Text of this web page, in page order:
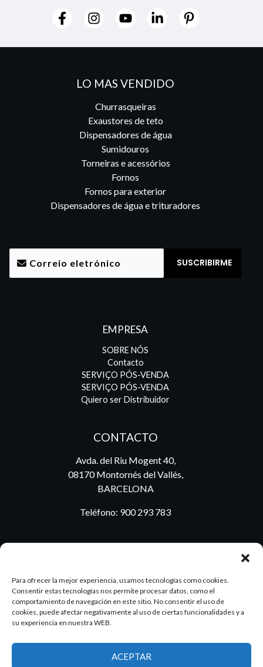
Para ofrecer la mejor experiencia, usamos tecnologías como cookies.
Consentir estas tecnologías nos permite procesar datos, como el
comportamiento de navegación en este sitio. No consentir el uso de
cookies, puede afectar negativamente al uso de ciertas funcionalidades y a
su experiencia en nuestra WEB.
ACEPTAR
LO MAS VENDIDO
Churrasqueiras
Exaustores de teto
Dispensadores de água
Sumidouros
Torneiras e acessórios
Fornos
Fornos para exterior
Dispensadores de água e trituradores
EMPRESA
SOBRE NÓS
Contacto
SERVIÇO PÓS-VENDA
SERVIÇO PÓS-VENDA
Quiero ser Distribuidor
CONTACTO
Avda. del Riu Mogent 40,
08170 Montornés del Vallés,
BARCELONA
Teléfono: 900 293 783